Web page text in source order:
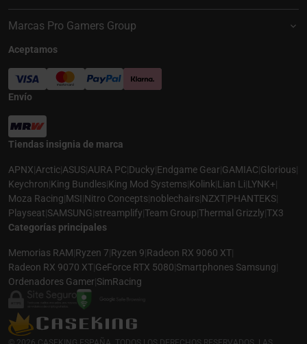
Marcas Pro Gamers Group
Aceptamos
Envío
Tiendas insignia de marca
APNX|Arctic|ASUS|AURA PC|Ducky|Endgame Gear|GAMIAC|Glorious|
Keychron|King Bundles|King Mod Systems|Kolink|Lian Li|LYNK+|
Moza Racing|MSI|Nitro Concepts|noblechairs|NZXT|PHANTEKS|
Playseat|SAMSUNG|streamplify|Team Group|Thermal Grizzly|TX3
Categorías principales
Memorias RAM|Ryzen 7|Ryzen 9|Radeon RX 9060 XT|
Radeon RX 9070 XT|GeForce RTX 5080|Smartphones Samsung|
Ordenadores Gamer|SimRacing